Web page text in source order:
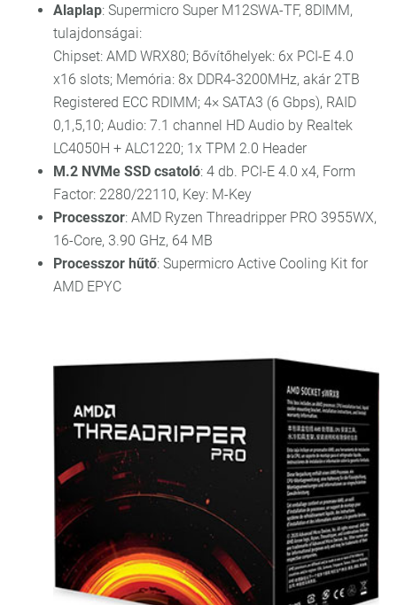
Alaplap: Supermicro Super M12SWA-TF, 8DIMM,
tulajdonságai:
Chipset: AMD WRX80; Bővítőhelyek: 6x PCI-E 4.0
x16 slots; Memória: 8x DDR4-3200MHz, akár 2TB
Registered ECC RDIMM; 4× SATA3 (6 Gbps), RAID
0,1,5,10; Audio: 7.1 channel HD Audio by Realtek
LC4050H + ALC1220; 1x TPM 2.0 Header
M.2 NVMe SSD csatoló: 4 db. PCI-E 4.0 x4, Form
Factor: 2280/22110, Key: M-Key
Processzor: AMD Ryzen Threadripper PRO 3955WX,
16-Core, 3.90 GHz, 64 MB
Processzor hűtő: Supermicro Active Cooling Kit for
AMD EPYC